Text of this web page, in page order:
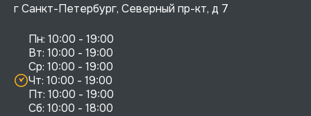
г Санкт-Петербург, Северный пр-кт, д 7
Пн: 10:00 - 19:00
Вт: 10:00 - 19:00
Ср: 10:00 - 19:00
Чт: 10:00 - 19:00
Пт: 10:00 - 19:00
Сб: 10:00 - 18:00